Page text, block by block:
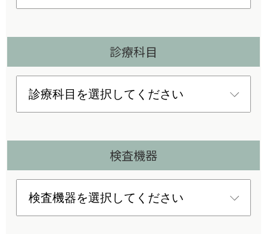
診療科目
検査機器